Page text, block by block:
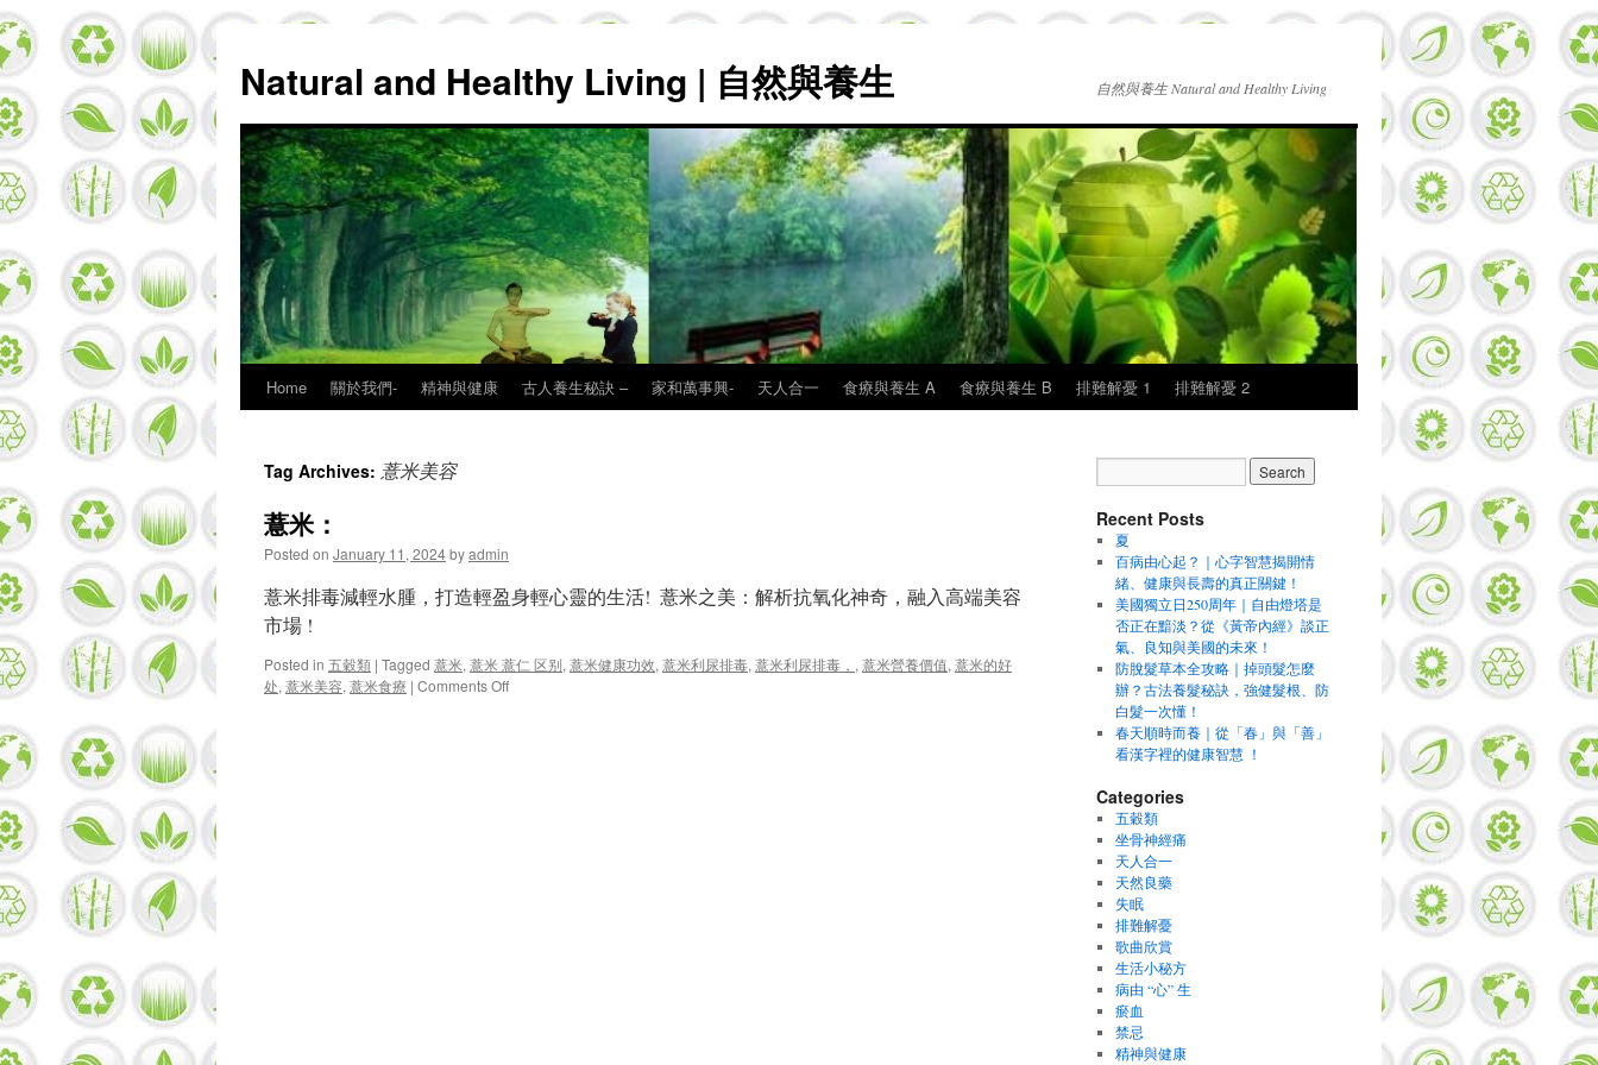
Natural and Healthy Living | 自然與養生 自然與養生 Natural and Healthy Living
Skip
content
Home 關於我們- 精神與健康 古人養生秘訣 – 家和萬事興- 天人合一 食療與養生 A 食療與養生 B 排難解憂 1 排難解憂 2
Tag Archives: 薏米美容
薏米：
Posted on January 11, 2024byadmin
薏米排毒減輕水腫，打造輕盈身輕心靈的生活! 薏米之美：解析抗氧化神奇，融入高端美容
市場 !
Posted in 五穀類 | Tagged 薏米, 薏米 薏仁 区别, 薏米健康功效, 薏米利尿排毒, 薏米利尿排毒， , 薏米營養價值, 薏米的好
处, 薏米美容, 薏米食療 | Comments Offon
Recent Posts
夏
百病由心起？｜心字智慧揭開情
緒、健康與長壽的真正關鍵！
美國獨立日250周年｜自由燈塔是
否正在黯淡？從《黃帝內經》談正
氣、良知與美國的未來！
防脫髮草本全攻略｜掉頭髮怎麼
辦？古法養髮秘訣，強健髮根、防
白髮一次懂！
春天順時而養｜從「春」與「善」
看漢字裡的健康智慧 ！
Categories
五穀類
坐骨神經痛
天人合一
天然良藥
失眠
排難解憂
歌曲欣賞
生活小秘方
病由 “心” 生
瘀血
禁忌
精神與健康